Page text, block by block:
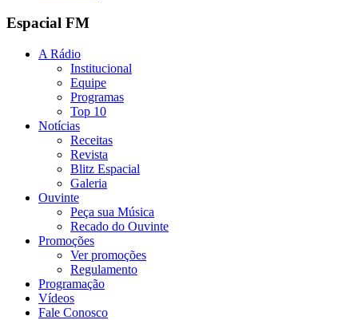
Espacial FM
A Rádio
Institucional
Equipe
Programas
Top 10
Notícias
Receitas
Revista
Blitz Espacial
Galeria
Ouvinte
Peça sua Música
Recado do Ouvinte
Promoções
Ver promoções
Regulamento
Programação
Vídeos
Fale Conosco